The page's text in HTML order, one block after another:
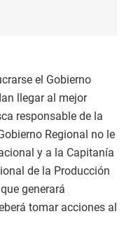
el Gobierno
llegar al mejor
responsable de la
Regional no le
y a la Capitanía
de la Producción
generará
tomar acciones al